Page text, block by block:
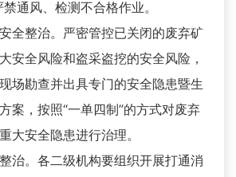
通风、检测不合格作业。
安全整治。严密管控已关闭的废弃矿
安全风险和盗采盗挖的安全风险，
场勘查并出具专门的安全隐患暨生
案，按照“一单四制”的方式对废弃
大安全隐患进行治理。
治。各二级机构要组织开展打通消